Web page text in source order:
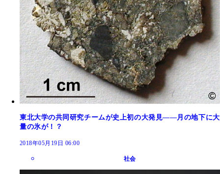
東北大学の共同研究チームが史上初の大発見――月の地下に大
量の氷が！？
2018年05月19日 06:00
社会